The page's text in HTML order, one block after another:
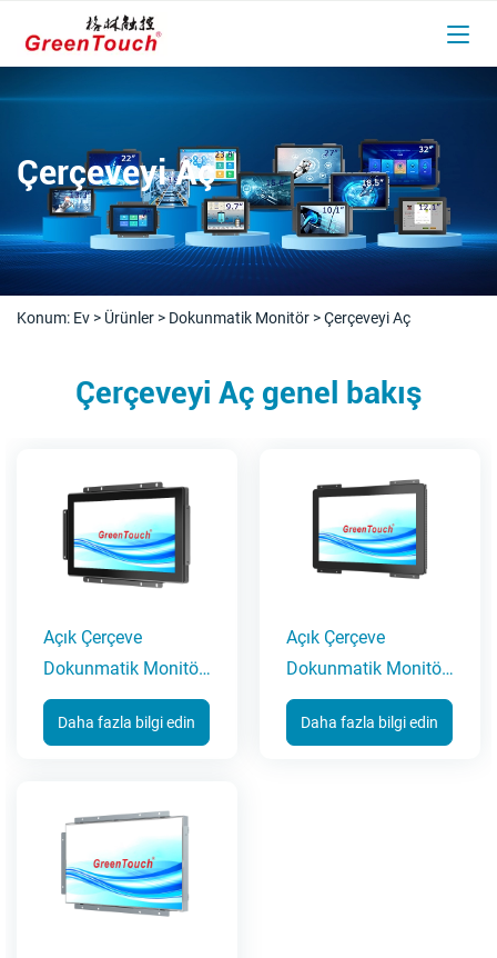
Çerçeveyi Aç
Konum: Ev > Ürünler > Dokunmatik Monitör >Çerçeveyi Aç
Çerçeveyi Aç genel bakış
Açık Çerçeve
Dokunmatik Monitör
7-55 İnç(2C Serisi)
Daha fazla bilgi edin
Açık Çerçeve
Dokunmatik Monitör
10,1-27 İnç(3C Serisi)
Daha fazla bilgi edin